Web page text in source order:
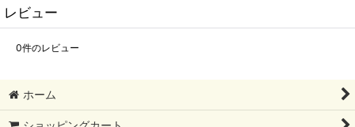
レビュー
0件のレビュー
ホーム